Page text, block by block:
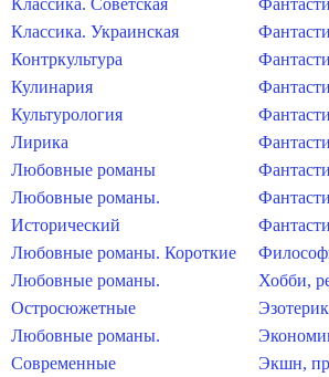
Классика. Советская
Классика. Украинская
Контркультура
Кулинария
Культурология
Лирика
Любовные романы
Любовные романы.
Исторический
Любовные романы. Короткие
Любовные романы.
Остросюжетные
Любовные романы.
Современные
Хобби,
Экшн,